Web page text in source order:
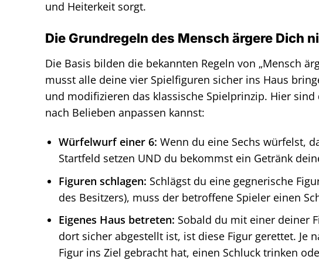
und Heiterkeit sorgt.
Die Grundregeln des Mensch ärgere Dich
Die Basis bilden die bekannten Regeln von „Mensch
musst alle deine vier Spielfiguren sicher ins Haus
und modifizieren das klassische Spielprinzip. Hier
nach Belieben anpassen kannst:
Würfelwurf einer 6: Wenn du eine Sechs würfelst,
Startfeld setzen UND du bekommst ein Getränk
Figuren schlagen: Schlägst du eine gegnerische
des Besitzers), muss der betroffene Spieler einen
Eigenes Haus betreten: Sobald du mit einer deiner
dort sicher abgestellt ist, ist diese Figur gerettet. Je
Figur ins Ziel gebracht hat, einen Schluck trinken